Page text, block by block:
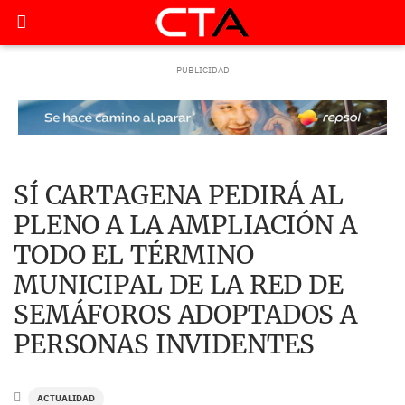
SÍ CARTAGENA PEDIRÁ AL
PLENO A LA AMPLIACIÓN A
TODO EL TÉRMINO
MUNICIPAL DE LA RED DE
SEMÁFOROS ADOPTADOS A
PERSONAS INVIDENTES
ACTUALIDAD